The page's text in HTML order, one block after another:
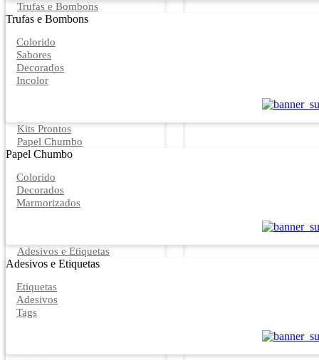
Trufas e Bombons
Trufas e Bombons
Colorido
Sabores
Decorados
Incolor
Kits Prontos
Papel Chumbo
Papel Chumbo
Colorido
Decorados
Marmorizados
Adesivos e Etiquetas
Adesivos e Etiquetas
Etiquetas
Adesivos
Tags